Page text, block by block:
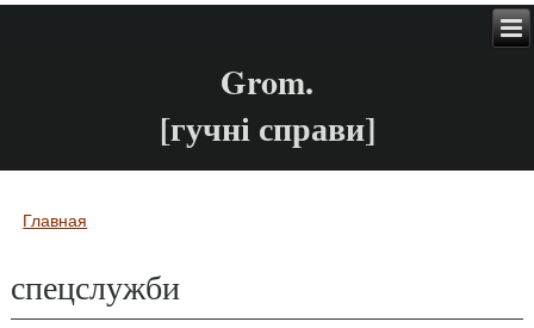
Grom.
[гучні справи]
Вы здесь
Главная
спецслужби